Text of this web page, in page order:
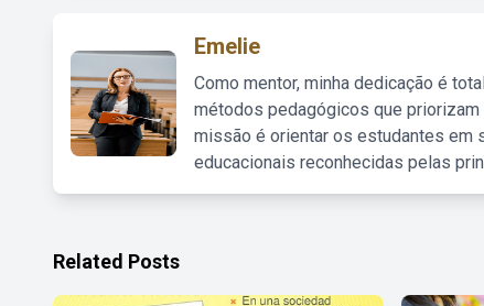
Emelie
Como mentor, minha dedicação é
métodos pedagógicos que
missão é orientar os estudantes em
educacionais reconhecidas pelas
Related Posts